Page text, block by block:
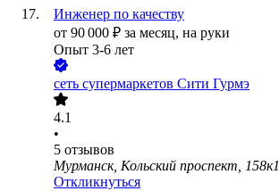
Инженер по качеству
от 90 000 ₽ за месяц, на руки
Опыт 3-6 лет
сеть супермаркетов Сити Гурмэ
4.1
•
5 отзывов
Мурманск, Кольский проспект, 158к1
Откликнуться